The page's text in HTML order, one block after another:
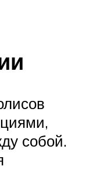
собой.